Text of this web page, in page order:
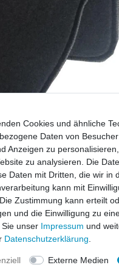
Cookies und ähnliche
Daten von
Anzeigen zu
zu analysieren. Die
Daten mit Dritten, die wir in
kann mit
Zustimmung kann erteilt
und die Einwilligung zu
unser Impressum und
Daten­schutz­erklärung
Externe Medien